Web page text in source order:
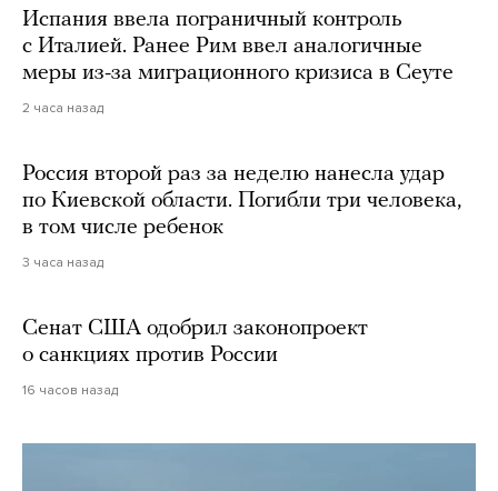
Испания ввела пограничный контроль
с Италией. Ранее Рим ввел аналогичные
меры из-за миграционного кризиса в Сеуте
2 часа назад
Россия второй раз за неделю нанесла удар
по Киевской области. Погибли три человека,
в том числе ребенок
3 часа назад
Сенат США одобрил законопроект
о санкциях против России
16 часов назад